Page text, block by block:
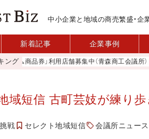
中小企業と地域の商売繁盛・企
新着記事 企業事例
ング
品券」利用店舗募集中（青森商工会議所）
域短信 古町芸妓が練り
戦 セレクト地域短信 会議所ニュー